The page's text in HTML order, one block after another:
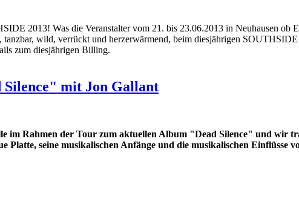
2013! Was die Veranstalter vom 21. bis 23.06.2013 in Neuhausen ob
wild, verrückt und herzerwärmend, beim diesjährigen
zum diesjährigen Billing.
mit Jon Gallant
Rahmen der Tour zum aktuellen Album "Dead Silence" und wir
Platte, seine musikalischen Anfänge und die musikalischen